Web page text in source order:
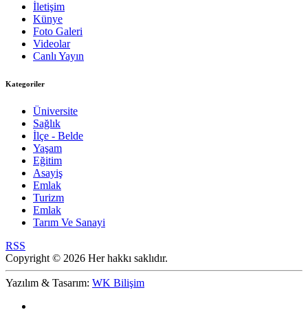
İletişim
Künye
Foto Galeri
Videolar
Canlı Yayın
Kategoriler
Üniversite
Sağlık
İlçe - Belde
Yaşam
Eğitim
Asayiş
Emlak
Turizm
Emlak
Tarım Ve Sanayi
RSS
Copyright © 2026 Her hakkı saklıdır.
Yazılım & Tasarım: WK Bilişim